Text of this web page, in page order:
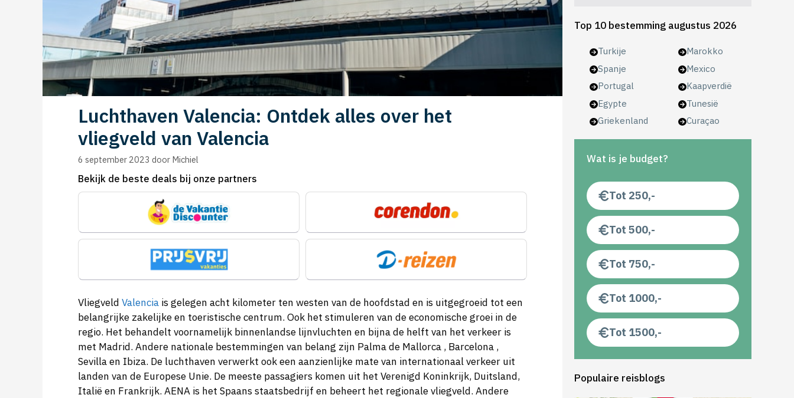
Luchthaven Valencia: Ontdek alles over het
vliegveld van Valencia
6 september 2023 door Michiel
Bekijk de beste deals bij onze partners
Vliegveld Valencia is gelegen acht kilometer ten westen van de hoofdstad en is uitgegroeid tot een
belangrijke zakelijke en toeristische centrum. Ook het stimuleren van de economische groei in de
regio. Het behandelt voornamelijk binnenlandse lijnvluchten en bijna de helft van het verkeer is
met Madrid. Andere nationale bestemmingen van belang zijn Palma de Mallorca , Barcelona ,
Sevilla en Ibiza. De luchthaven verwerkt ook een aanzienlijke mate van internationaal verkeer uit
landen van de Europese Unie. De meeste passagiers komen uit het Verenigd Koninkrijk, Duitsland,
Italië en Frankrijk. AENA is het Spaans staatsbedrijf en beheert het regionale vliegveld. Andere
Top 10 bestemming augustus 2026
Turkije
Spanje
Portugal
Egypte
Griekenland
Marokko
Mexico
Kaapverdië
Tunesië
Curaçao
Wat is je budget?
Tot 250,-
Tot 500,-
Tot 750,-
Tot 1000,-
Tot 1500,-
Populaire reisblogs